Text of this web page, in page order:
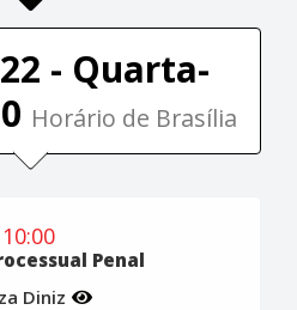
- Quarta-
Horário de Brasília
10:00
Penal
Diniz